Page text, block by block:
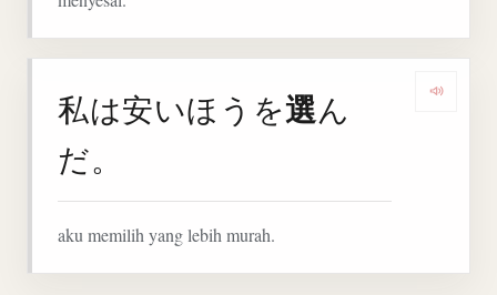
私は安いほうを選ん
だ。
aku memilih yang lebih murah.